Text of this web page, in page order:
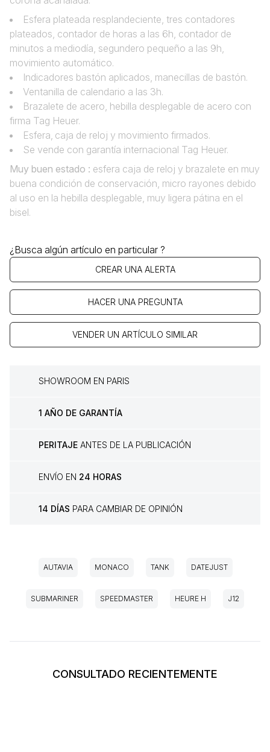
Esfera plateada resplandeciente, tres contadores
plateados, contador de horas a las 6h, contador de
minutos a mediodía, segundero pequeño a las 9h,
movimiento automático.
Indicadores bastón aplicados, manecillas de bastón.
Ventanilla de calendario a las 3h.
Brazalete de acero, hebilla desplegable de acero con
firma Tag Heuer.
Esfera‚ caja de reloj y movimiento firmados.
Se vende con garantía internacional Tag Heuer.
Muy buen estado : esfera caja de reloj y brazalete en muy
buena condición de conservación, micro rayones debido
al uso en la hebilla desplegable, muy ligera pátina en el
bisel.
¿Busca algún artículo en particular ?
CREAR UNA ALERTA
HACER UNA PREGUNTA
VENDER UN ARTÍCULO SIMILAR
SHOWROOM EN PARIS
1 AÑO DE GARANTÍA
PERITAJE ANTES DE LA PUBLICACIÓN
ENVÍO EN 24 HORAS
14 DÍAS PARA CAMBIAR DE OPINIÓN
AUTAVIA MONACO TANK DATEJUST
SUBMARINER SPEEDMASTER HEURE H J12
CONSULTADO RECIENTEMENTE